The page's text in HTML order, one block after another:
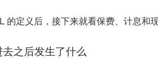
的定义后，接下来就看保费、计息和
之后发生了什么